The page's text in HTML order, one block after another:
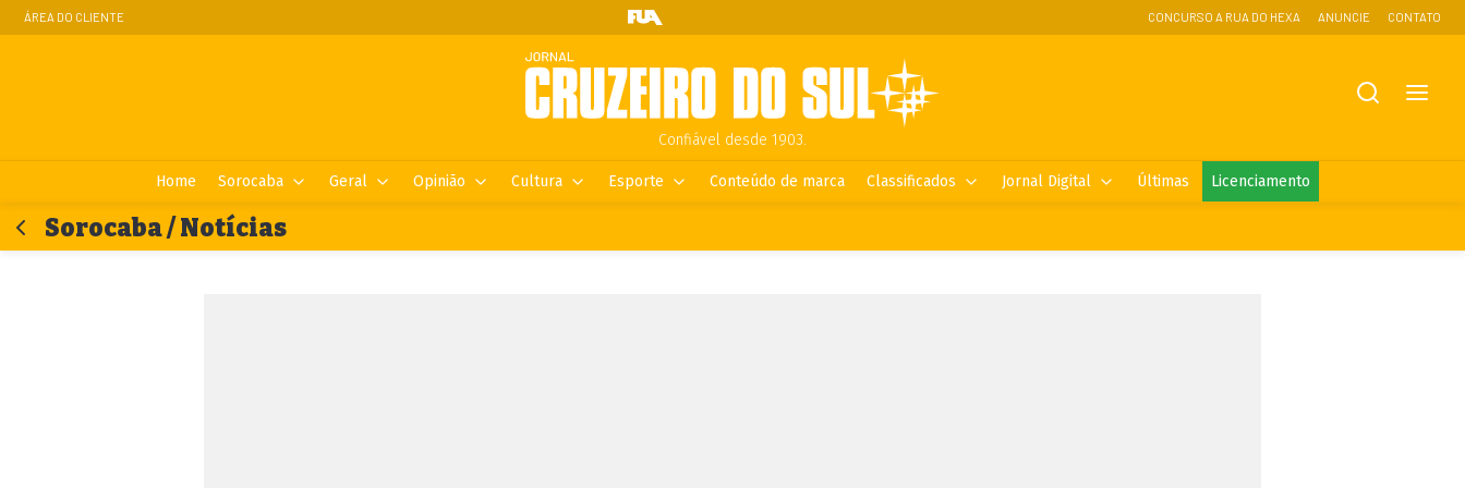
ÁREA DO CLIENTE CONCURSO A RUA DO HEXA ANUNCIE CONTATO
Confiável desde 1903.
Home Sorocaba Geral Opinião Cultura Esporte Conteúdo de marca Classificados Jornal Digital Últimas Licenciamento
Sorocaba / Notícias